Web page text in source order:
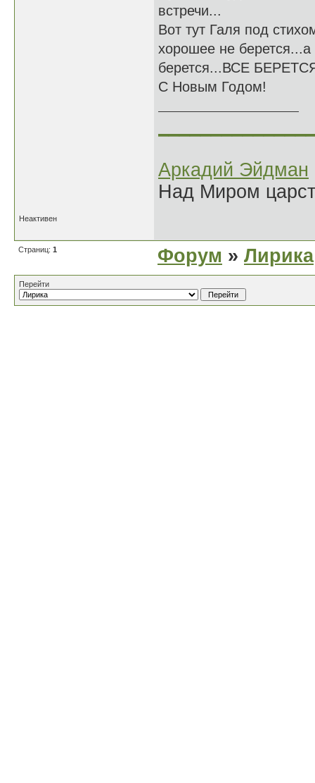
встречи...
Вот тут Галя под
хорошее не
берется...ВСЕ
С Новым Годом!
Аркадий Эйдман
Над Миром
Неактивен
Страниц: 1 Форум » Лирика
Перейти